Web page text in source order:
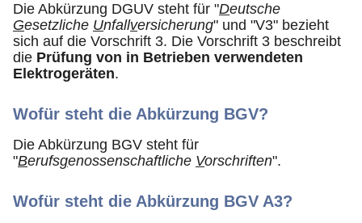
Die Abkürzung DGUV steht für "Deutsche
Gesetzliche Unfallversicherung" und "V3" bezieht
sich auf die Vorschrift 3. Die Vorschrift 3 beschreibt
die Prüfung von in Betrieben verwendeten
Elektrogeräten.
Wofür steht die Abkürzung BGV?
Die Abkürzung BGV steht für
"Berufsgenossenschaftliche Vorschriften".
Wofür steht die Abkürzung BGV A3?